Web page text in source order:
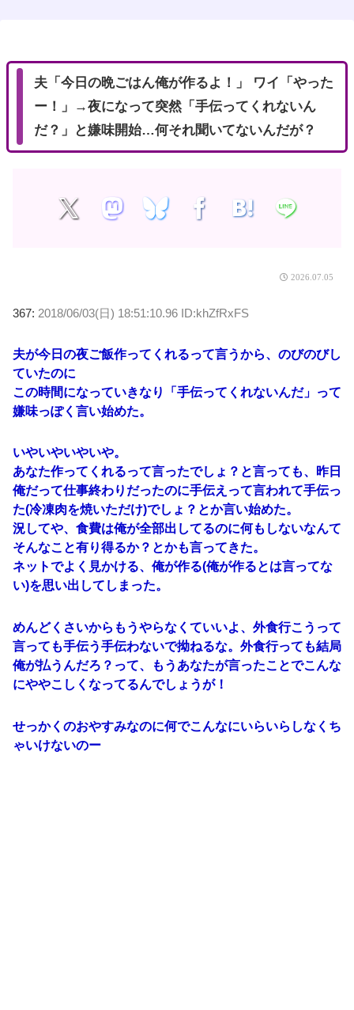
夫「今日の晩ごはん俺が作るよ！」 ワイ「やった
ー！」→夜になって突然「手伝ってくれないん
だ？」と嫌味開始…何それ聞いてないんだが？
2026.07.05
367: 2018/06/03(日) 18:51:10.96 ID:khZfRxFS
夫が今日の夜ご飯作ってくれるって言うから、のびのびし
ていたのに
この時間になっていきなり「手伝ってくれないんだ」って
嫌味っぽく言い始めた。
いやいやいやいや。
あなた作ってくれるって言ったでしょ？と言っても、昨日
俺だって仕事終わりだったのに手伝えって言われて手伝っ
た(冷凍肉を焼いただけ)でしょ？とか言い始めた。
況してや、食費は俺が全部出してるのに何もしないなんて
そんなこと有り得るか？とかも言ってきた。
ネットでよく見かける、俺が作る(俺が作るとは言ってな
い)を思い出してしまった。
めんどくさいからもうやらなくていいよ、外食行こうって
言っても手伝う手伝わないで拗ねるな。外食行っても結局
俺が払うんだろ？って、もうあなたが言ったことでこんな
にややこしくなってるんでしょうが！
せっかくのおやすみなのに何でこんなにいらいらしなくち
ゃいけないのー